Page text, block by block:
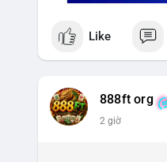
Like
888ft org
2 giờ